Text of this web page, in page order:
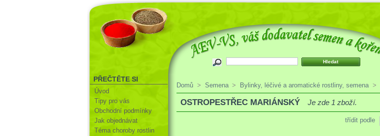
PŘEČTĚTE SI
Úvod
Tipy pro vás
Obchodní podmínky
Jak objednávat
Téma choroby rostlin
Domů > Semena > Bylinky, léčivé a aromatické rostliny, semena >
OSTROPESTŘEC MARIÁNSKÝ Je zde 1 zboží.
třídit podle